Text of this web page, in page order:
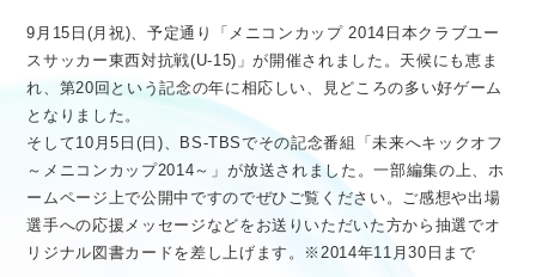
医療従事者向け情報 GLOBAL
9月15日(月祝)、予定通り「メニコンカップ 2014日本クラブユー
スサッカー東西対抗戦(U-15)」が開催されました。天候にも恵ま
れ、第20回という記念の年に相応しい、見どころの多い好ゲーム
となりました。
そして10月5日(日)、BS-TBSでその記念番組「未来へキックオフ
～メニコンカップ2014～」が放送されました。一部編集の上、ホ
ームページ上で公開中ですのでぜひご覧ください。ご感想や出場
選手への応援メッセージなどをお送りいただいた方から抽選でオ
リジナル図書カードを差し上げます。※2014年11月30日まで